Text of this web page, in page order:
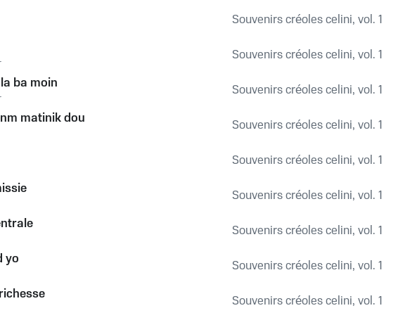
Souvenirs créoles celini, vol. 1
Souvenirs créoles celini, vol. 1
ba moin
Souvenirs créoles celini, vol. 1
matinik dou
Souvenirs créoles celini, vol. 1
Souvenirs créoles celini, vol. 1
Souvenirs créoles celini, vol. 1
Souvenirs créoles celini, vol. 1
yo
Souvenirs créoles celini, vol. 1
Souvenirs créoles celini, vol. 1